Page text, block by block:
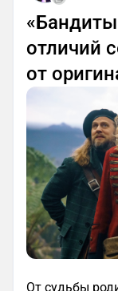
отличий
от
От судьбы